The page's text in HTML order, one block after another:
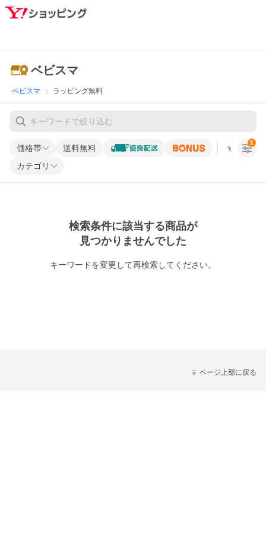
ベビスマ
ベビスマ ラッピング無料
価格帯 送料無料 すべての条
カテゴリ
1
検索条件に該当する商品が
見つかりませんでした
キーワードを変更して再検索してください。
ページ上部に戻る